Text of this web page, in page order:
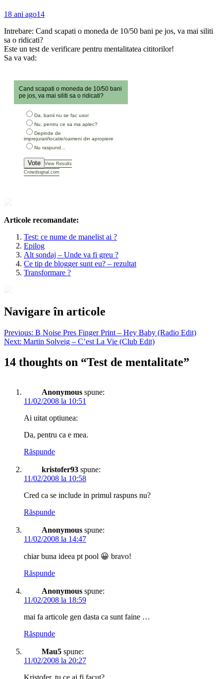
18 ani ago14
Intrebare: Cand scapati o moneda de 10/50 bani pe jos, va mai siliti
sa o ridicati?
Este un test de verificare pentru mentalitatea cititorilor!
Sa va vad:
Cand scapati o moneda de 10/50 bani
pe jos, va mai siliti sa o ridicati?
Da, banii nu se fac usor
Nu, pentru ce sa ma aplec?
Depinde de
imprejurari/locatie/oameni din apropiere
Nu raspund...
Vote
View Results
Crowdsignal.com
Articole recomandate:
Test: ce nume de manelist ai ?
Epilog
Alt sondaj – Unde va fi greu ?
Ce tip de blogger sunt eu? – rezultat
Transformare ?
Navigare în articole
Previous: B Noise Pres Finger Print – Hey Baby (Radio Edit)
Next: Martin Solveig – C’est La Vie (Club Edit)
14 thoughts on “Test de mentalitate”
Anonymous spune:
11/02/2008 la 10:51
Ai uitat optiunea:
Da, pentru ca e mea.
Răspunde
kristofer93 spune:
11/02/2008 la 10:58
Cred ca se include in primul raspuns nu?
Răspunde
Anonymous spune:
11/02/2008 la 14:47
chiar buna ideea pt pool 😀 bravo!
Răspunde
Anonymous spune:
11/02/2008 la 18:59
mai fa articole gen dasta ca sunt faine …
Răspunde
Mau5 spune:
11/02/2008 la 20:27